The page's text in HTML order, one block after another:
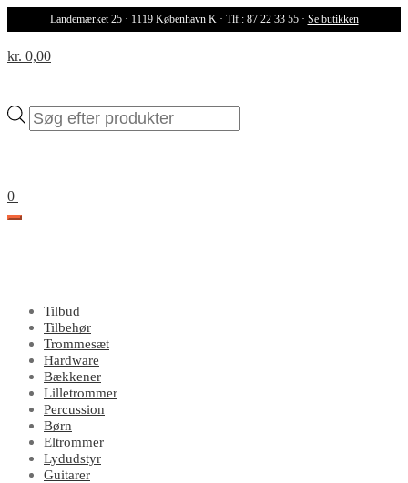
Landemærket 25 · 1119 København K · Tlf.: 87 22 33 55 · Se butikken
Products
search
kr. 0,00
0
Tilbud
Tilbehør
Trommesæt
Hardware
Bækkener
Lilletrommer
Percussion
Børn
Eltrommer
Lydudstyr
Guitarer